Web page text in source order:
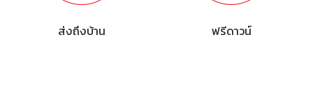
ส่งถึงบ้าน ฟรีดาวน์